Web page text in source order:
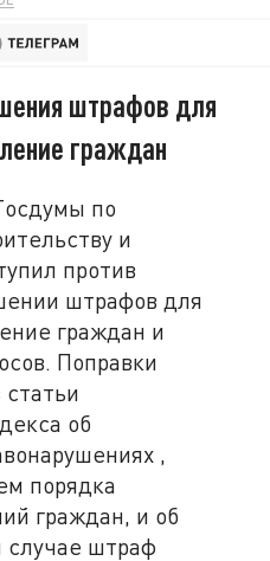
штрафов для
граждан
по
и
против
штрафов для
граждан и
Поправки
об
,
порядка
граждан, и об
случае штраф